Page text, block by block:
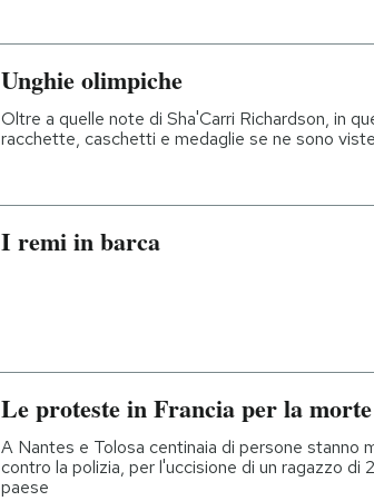
Unghie olimpiche
Oltre a quelle note di Sha'Carri Richardson, in
racchette, caschetti e medaglie se ne sono
I remi in barca
Le proteste in Francia per la
A Nantes e Tolosa centinaia di persone stanno
contro la polizia, per l'uccisione di un ragazzo di
paese